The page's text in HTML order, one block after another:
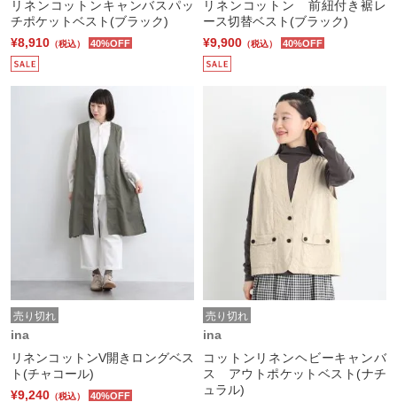
リネンコットンキャンバスパッ
チポケットベスト(ブラック)
¥8,910 （税込） 40%OFF
リネンコットン 前紐付き裾レ
ース切替ベスト(ブラック)
¥9,900 （税込） 40%OFF
売り切れ
ina
リネンコットンV開きロングベス
ト(チャコール)
¥9,240 （税込） 40%OFF
売り切れ
ina
コットンリネンヘビーキャンバ
ス アウトポケットベスト(ナチ
ュラル)